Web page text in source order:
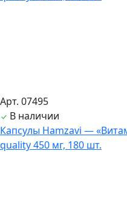
Арт. 07495
В наличии
Капсулы Hamzavi —
quality 450 мг, 180 шт.